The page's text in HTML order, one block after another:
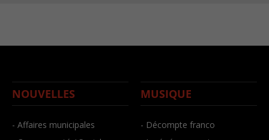
NOUVELLES
- Affaires municipales
MUSIQUE
- Décompte franco